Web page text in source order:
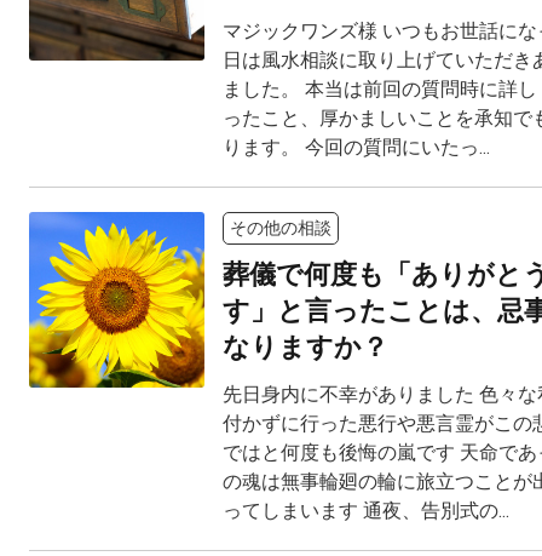
マジックワンズ様 いつもお世話に
日は風水相談に取り上げていただき
ました。 本当は前回の質問時に詳
ったこと、厚かましいことを承知で
ります。 今回の質問にいたっ...
その他の相談
葬儀で何度も「ありがと
す」と言ったことは、忌
なりますか？
先日身内に不幸がありました 色々
付かずに行った悪行や悪言霊がこの
ではと何度も後悔の嵐です 天命で
の魂は無事輪廻の輪に旅立つことが
ってしまいます 通夜、告別式の...